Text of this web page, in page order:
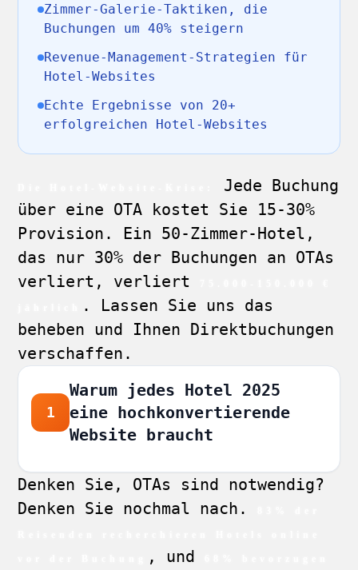
Zimmer-Galerie-Taktiken, die
Buchungen um 40% steigern
Revenue-Management-Strategien für
Hotel-Websites
Echte Ergebnisse von 20+
erfolgreichen Hotel-Websites
Jede Buchung
über eine OTA kostet Sie 15-30%
Provision. Ein 50-Zimmer-Hotel,
das nur 30% der Buchungen an OTAs
verliert, verliert
. Lassen Sie uns das
beheben und Ihnen Direktbuchungen
verschaffen.
1
Warum jedes Hotel 2025
eine hochkonvertierende
Website braucht
Denken Sie, OTAs sind notwendig?
Denken Sie nochmal nach.
, und